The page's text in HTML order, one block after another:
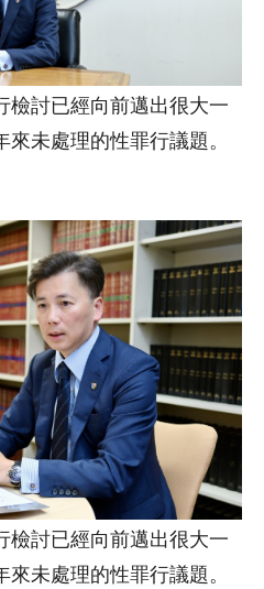
檢討已經向前邁出很大一
未處理的性罪行議題。
檢討已經向前邁出很大一
未處理的性罪行議題。